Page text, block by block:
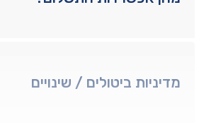
מדיניות ביטולים / שינויים